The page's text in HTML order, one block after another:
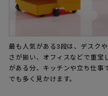
最も人気がある3段は、デスク
さが揃い、オフィスなどで重宝
がある分、キッチンや立ち仕事
でも多く見かけます。